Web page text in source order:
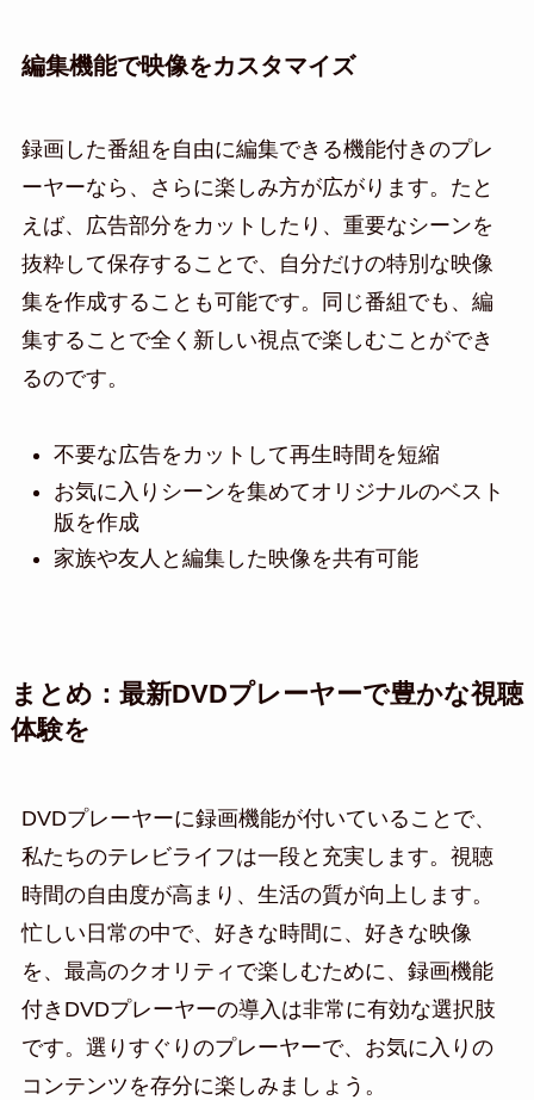
編集機能で映像をカスタマイズ
録画した番組を自由に編集できる機能付きのプレ
ーヤーなら、さらに楽しみ方が広がります。たと
えば、広告部分をカットしたり、重要なシーンを
抜粋して保存することで、自分だけの特別な映像
集を作成することも可能です。同じ番組でも、編
集することで全く新しい視点で楽しむことができ
るのです。
不要な広告をカットして再生時間を短縮
お気に入りシーンを集めてオリジナルのベスト
版を作成
家族や友人と編集した映像を共有可能
まとめ：最新DVDプレーヤーで豊かな視聴
体験を
DVDプレーヤーに録画機能が付いていることで、
私たちのテレビライフは一段と充実します。視聴
時間の自由度が高まり、生活の質が向上します。
忙しい日常の中で、好きな時間に、好きな映像
を、最高のクオリティで楽しむために、録画機能
付きDVDプレーヤーの導入は非常に有効な選択肢
です。選りすぐりのプレーヤーで、お気に入りの
コンテンツを存分に楽しみましょう。